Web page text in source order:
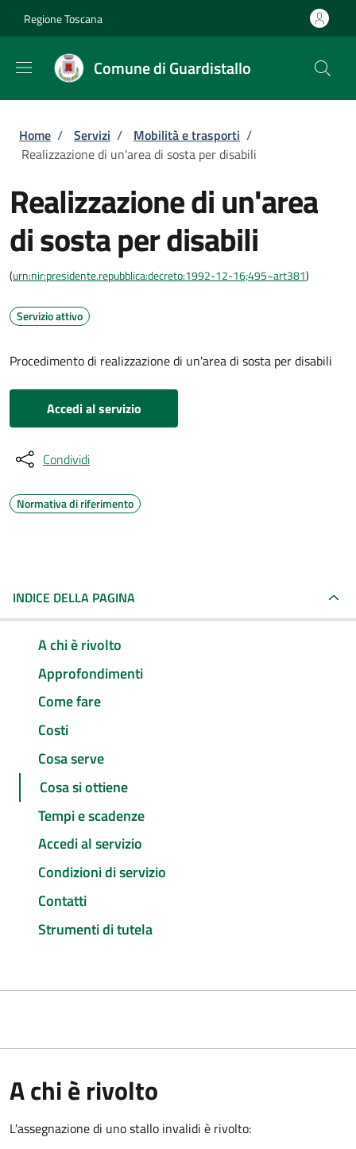
Regione Toscana
Comune di Guardistallo
Briciole di pane
Home / Servizi / Mobilità e trasporti /
Realizzazione di un'area di sosta per disabili
Realizzazione di un'area
di sosta per disabili
(urn:nir:presidente.repubblica:decreto:1992-12-16;495~art381)
Servizio attivo
Procedimento di realizzazione di un'area di sosta per disabili
Accedi al servizio
Condividi
Normativa di riferimento
INDICE DELLA PAGINA
A chi è rivolto
Approfondimenti
Come fare
Costi
Cosa serve
Cosa si ottiene
Tempi e scadenze
Accedi al servizio
Condizioni di servizio
Contatti
Strumenti di tutela
A chi è rivolto
L'assegnazione di uno stallo invalidi è rivolto: